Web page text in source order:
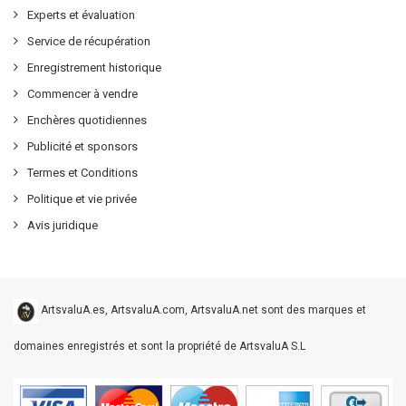
Experts et évaluation
Service de récupération
Enregistrement historique
Commencer à vendre
Enchères quotidiennes
Publicité et sponsors
Termes et Conditions
Politique et vie privée
Avis juridique
ArtsvaluA.es, ArtsvaluA.com, ArtsvaluA.net sont des marques et
domaines enregistrés et sont la propriété de ArtsvaluA S.L